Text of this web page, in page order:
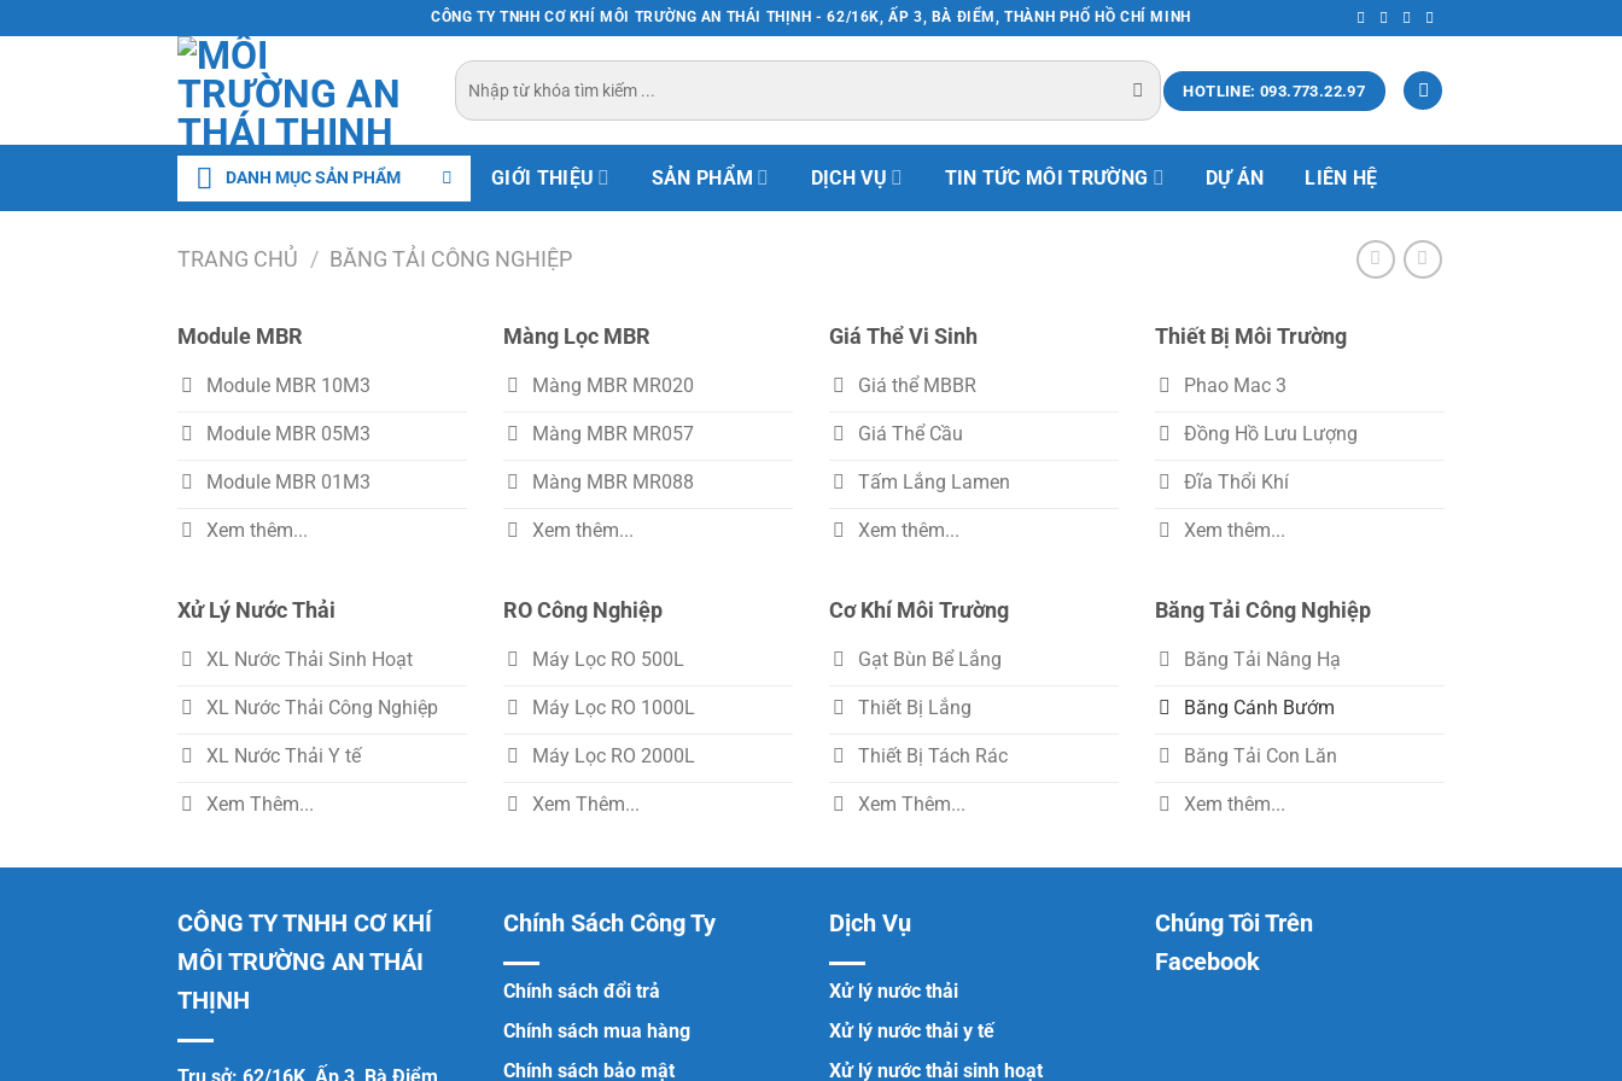
đến
CÔNG TY TNHH CƠ KHÍ MÔI TRƯỜNG AN THÁI THỊNH - 62/16K, ẤP 3, BÀ ĐIỂM, THÀNH PHỐ HỒ CHÍ MINH
Tìm
kiếm:
HOTLINE: 093.773.22.97
DANH MỤC SẢN PHẨM GIỚI THIỆU SẢN PHẨM DỊCH VỤ TIN TỨC MÔI TRƯỜNG DỰ ÁN LIÊN HỆ
TRANG CHỦ / BĂNG TẢI CÔNG NGHIỆP
Module MBR
Module MBR 10M3
Module MBR 05M3
Module MBR 01M3
Xem thêm...
Màng Lọc MBR
Màng MBR MR020
Màng MBR MR057
Màng MBR MR088
Xem thêm...
Giá Thể Vi Sinh
Giá thể MBBR
Giá Thể Cầu
Tấm Lắng Lamen
Xem thêm...
Thiết Bị Môi Trường
Phao Mac 3
Đồng Hồ Lưu Lượng
Đĩa Thổi Khí
Xem thêm...
Xử Lý Nước Thải
XL Nước Thải Sinh Hoạt
XL Nước Thải Công Nghiệp
XL Nước Thải Y tế
Xem Thêm...
RO Công Nghiệp
Máy Lọc RO 500L
Máy Lọc RO 1000L
Máy Lọc RO 2000L
Xem Thêm...
Cơ Khí Môi Trường
Gạt Bùn Bể Lắng
Thiết Bị Lắng
Thiết Bị Tách Rác
Xem Thêm...
Băng Tải Công Nghiệp
Băng Tải Nâng Hạ
Băng Cánh Bướm
Băng Tải Con Lăn
Xem thêm...
CÔNG TY TNHH CƠ KHÍ
MÔI TRƯỜNG AN THÁI
THỊNH
Chính Sách Công Ty
Chính sách đổi trả
Chính sách mua hàng
Chính sách bảo mật
Dịch Vụ
Xử lý nước thải
Xử lý nước thải y tế
Xử lý nước thải sinh hoạt
Chúng Tôi Trên
Facebook